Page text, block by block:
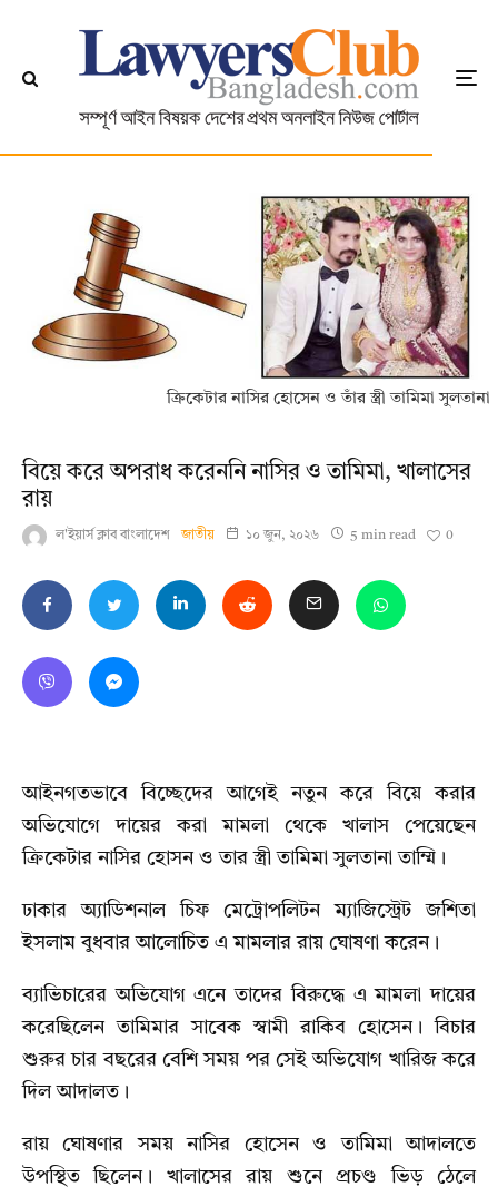
ক্রিকেটার নাসির হোসেন ও তাঁর স্ত্রী তামিমা সুলতানা
বিয়ে করে অপরাধ করেননি নাসির ও তামিমা, খালাসের
রায়
ল'ইয়ার্স ক্লাব বাংলাদেশ জাতীয় ১০ জুন, ২০২৬ 5 min read 0
আইনগতভাবে বিচ্ছেদের আগেই নতুন করে বিয়ে করার
অভিযোগে দায়ের করা মামলা থেকে খালাস পেয়েছেন
ক্রিকেটার নাসির হোসন ও তার স্ত্রী তামিমা সুলতানা তাম্মি।
ঢাকার অ্যাডিশনাল চিফ মেট্রোপলিটন ম্যাজিস্ট্রেট জশিতা
ইসলাম বুধবার আলোচিত এ মামলার রায় ঘোষণা করেন।
ব্যাভিচারের অভিযোগ এনে তাদের বিরুদ্ধে এ মামলা দায়ের
করেছিলেন তামিমার সাবেক স্বামী রাকিব হোসেন। বিচার
শুরুর চার বছরের বেশি সময় পর সেই অভিযোগ খারিজ করে
দিল আদালত।
রায় ঘোষণার সময় নাসির হোসেন ও তামিমা আদালতে
উপস্থিত ছিলেন। খালাসের রায় শুনে প্রচণ্ড ভিড় ঠেলে